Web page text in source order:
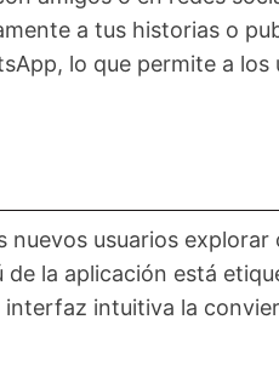
a tus historias o
lo que permite a
usuarios
la aplicación está
intuitiva la